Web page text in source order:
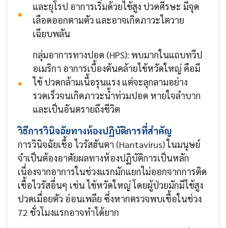
และยุโรป อาการเริ่มด้วยไข้สูง ปวดศีรษะ มีจุด
เลือดออกตามตัว และอาจเกิดภาวะไตวาย
เฉียบพลัน
กลุ่มอาการทางปอด (HPS): พบมากในแถบทวีป
อเมริกา อาการเบื้องต้นคล้ายไข้หวัดใหญ่ คือมี
ไข้ ปวดกล้ามเนื้อรุนแรง แต่จะลุกลามอย่าง
รวดเร็วจนเกิดภาวะน้ำท่วมปอด หายใจลำบาก
และเป็นอันตรายถึงชีวิต
วิธีการวินิจฉัยทางห้องปฏิบัติการที่สำคัญ
การวินิจฉัยเชื้อ ไวรัสฮันตา (Hantavirus) ในมนุษย์
จำเป็นต้องอาศัยผลทางห้องปฏิบัติการเป็นหลัก
เนื่องจากอาการในช่วงแรกมักแยกไม่ออกจากการติด
เชื้อไวรัสอื่นๆ เช่น ไข้หวัดใหญ่ โดยผู้ป่วยมักมีไข้สูง
ปวดเมื่อยตัว อ่อนเพลีย ซึ่งหากตรวจพบเชื้อในช่วง
72 ชั่วโมงแรกอาจทำได้ยาก